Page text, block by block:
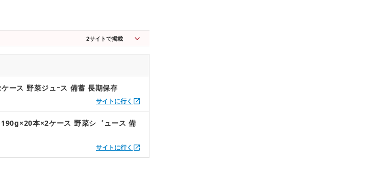
2サイトで掲載
ース 野菜ジュｰス 備蓄 長期保存
サイトに行く
本×2ケース 野菜シ゛ュース 備
サイトに行く